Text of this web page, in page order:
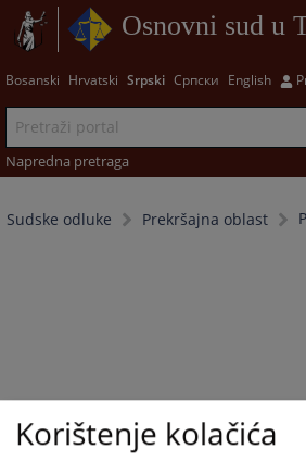
Osnovni sud u
Bosanski Hrvatski Srpski Српски English
Napredna pretraga
Sudske odluke Prekršajna oblast
Korištenje kolačića